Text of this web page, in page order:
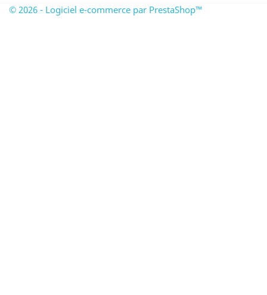
© 2026 - Logiciel e-commerce par PrestaShop™